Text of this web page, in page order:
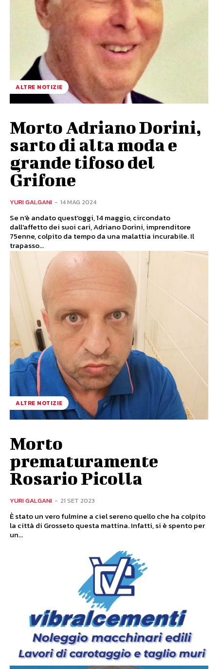
ALTRE NOTIZIE
Morto Adriano Dorini,
sarto di alta moda e
grande tifoso del
Grifone
YURI GALGANI - 14 MAG 2024
Se n'è andato quest'oggi, 14 maggio, circondato
dall'affetto dei suoi cari, Adriano Dorini, imprenditore
75enne, colpito da tempo da una malattia incurabile. Il
trapasso...
ALTRE NOTIZIE
Morto
prematuramente
Rosario Picolla
YURI GALGANI - 21 SET 2023
È stato un vero fulmine a ciel sereno quello che ha colpito
la città di Grosseto questa mattina. Infatti, si è spento per
un...